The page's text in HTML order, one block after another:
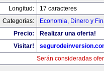
Longitud:
17 caracteres
Categorias:
Economia, Dinero y
Precio:
Realizar una oferta!
Visitar!
Serán consideradas